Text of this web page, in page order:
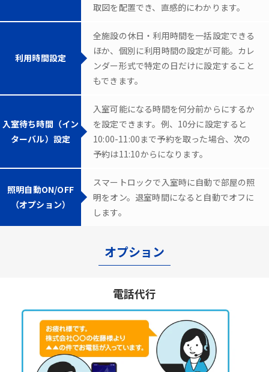
取図を配置でき、直感的にわかります。
利用時間設定
全施設の休日・利用時間を一括設定できる
ほか、個別に利用時間の設定が可能。カレ
ンダー形式で特定の日だけに設定すること
もできます。
入室待ち時間（イン
ターバル）設定
入室可能になる時間を何分前からにするか
を設定できます。例、10分に設定すると
10:00-11:00まで予約を取った場合、次の
予約は11:10からになります。
照明自動ON/OFF
（オプション）
スマートロックで入室時に自動で部屋の照
明をオン。退室時間になると自動でオフに
します。
オプション
電話代行